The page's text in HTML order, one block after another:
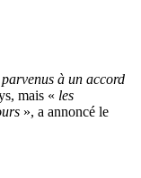
à un accord
mais « les
», a annoncé le